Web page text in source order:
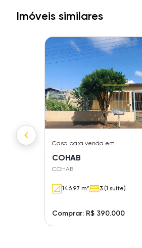
Imóveis similares
Casa para venda em
COHAB
COHAB
146.97 m² 3 (1 suíte)
Comprar: R$ 390.000